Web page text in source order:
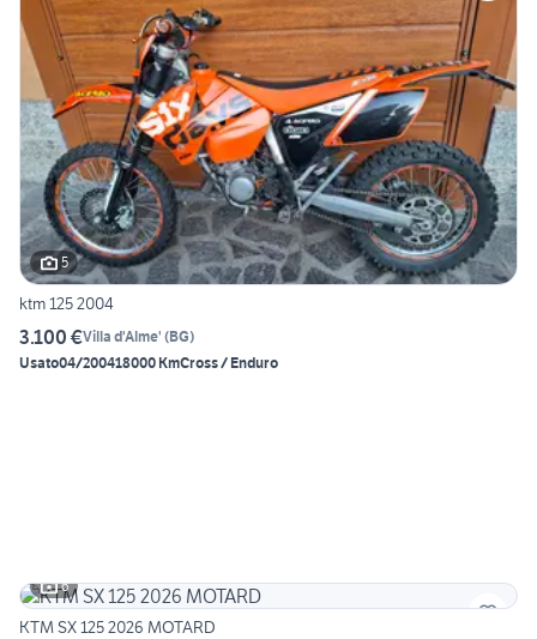
5
ktm 125 2004
3.100 €Villa d'Alme' (BG)
Usato04/200418000 KmCross / Enduro
6
KTM SX 125 2026 MOTARD